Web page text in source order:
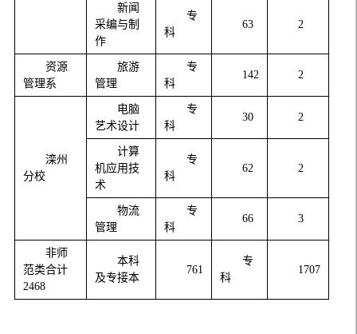
新闻
采编与制
作
专
科
63 2
资源
管理系
旅游
管理
专
科
142 2
滦州
分校
电脑
艺术设计
专
科
30 2
计算
机应用技
术
专
科
62 2
物流
管理
专
科
66 3
非师
范类合计
2468
本科
及专接本
761
专
科
1707